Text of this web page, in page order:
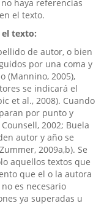
haya referencias
el texto.
el texto:
de autor, o bien
por una coma y
(Mannino, 2005),
se indicará el
et al., 2008). Cuando
por punto y
2002; Buela
autor y año se
2009a,b). Se
aquellos textos que
que el o la autora
es necesario
ya superadas u